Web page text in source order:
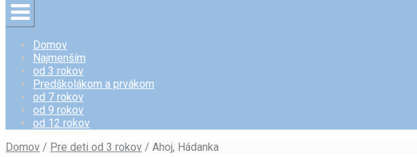
Domov
Najmenším
od 3 rokov
Predškolákom a prvákom
od 7 rokov
od 9 rokov
od 12 rokov
Domov / Pre deti od 3 rokov / Ahoj, Hádanka